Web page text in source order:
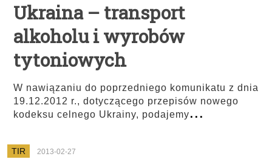
Ukraina – transport
alkoholu i wyrobów
tytoniowych
W nawiązaniu do poprzedniego komunikatu z dnia
19.12.2012 r., dotyczącego przepisów nowego
kodeksu celnego Ukrainy, podajemy...
TIR 2013-02-27